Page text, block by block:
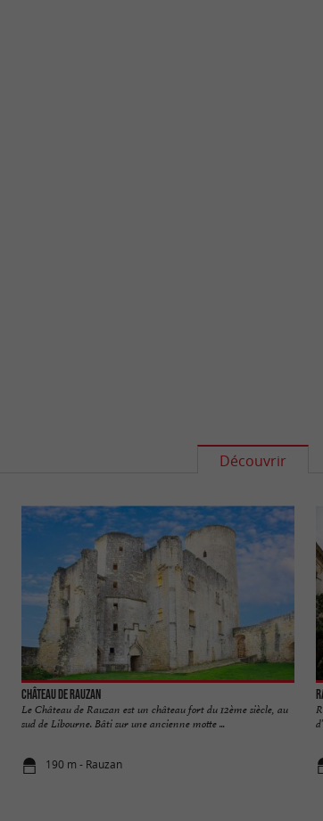
Découvrir
Château de Rauzan
Le Château de Rauzan est un château fort du 12ème siècle, au
sud de Libourne. Bâti sur une ancienne motte ...
190 m - Rauzan